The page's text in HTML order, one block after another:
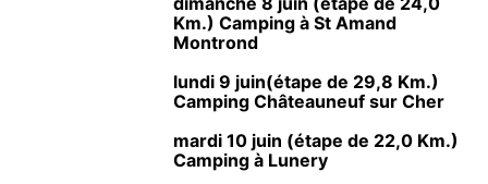
Km.) Camping à St Amand
Montrond
lundi 9 juin(étape de 29,8 Km.)
Camping Châteauneuf sur Cher
mardi 10 juin (étape de 22,0 Km.)
Camping à Lunery